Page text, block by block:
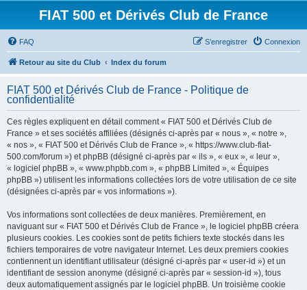
FIAT 500 et Dérivés Club de France
FAQ Connexion
S’enregistrer
Retour au site du Club Index du forum
FIAT 500 et Dérivés Club de France - Politique de
confidentialité
Ces règles expliquent en détail comment « FIAT 500 et Dérivés Club de
France » et ses sociétés affiliées (désignés ci-après par « nous », « notre »,
« nos », « FIAT 500 et Dérivés Club de France », « https://www.club-fiat-
500.com/forum ») et phpBB (désigné ci-après par « ils », « eux », « leur »,
« logiciel phpBB », « www.phpbb.com », « phpBB Limited », « Équipes
phpBB ») utilisent les informations collectées lors de votre utilisation de ce site
(désignées ci-après par « vos informations »).
Vos informations sont collectées de deux manières. Premièrement, en
naviguant sur « FIAT 500 et Dérivés Club de France », le logiciel phpBB créera
plusieurs cookies. Les cookies sont de petits fichiers texte stockés dans les
fichiers temporaires de votre navigateur Internet. Les deux premiers cookies
contiennent un identifiant utilisateur (désigné ci-après par « user-id ») et un
identifiant de session anonyme (désigné ci-après par « session-id »), tous
deux automatiquement assignés par le logiciel phpBB. Un troisième cookie